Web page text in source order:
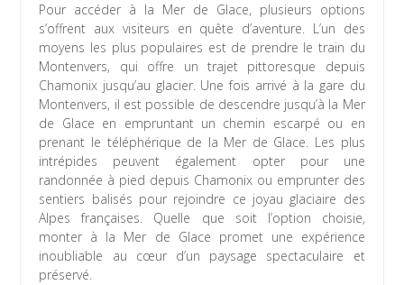
Pour accéder à la Mer de Glace, plusieurs options
s’offrent aux visiteurs en quête d’aventure. L’un des
moyens les plus populaires est de prendre le train du
Montenvers, qui offre un trajet pittoresque depuis
Chamonix jusqu’au glacier. Une fois arrivé à la gare du
Montenvers, il est possible de descendre jusqu’à la Mer
de Glace en empruntant un chemin escarpé ou en
prenant le téléphérique de la Mer de Glace. Les plus
intrépides peuvent également opter pour une
randonnée à pied depuis Chamonix ou emprunter des
sentiers balisés pour rejoindre ce joyau glaciaire des
Alpes françaises. Quelle que soit l’option choisie,
monter à la Mer de Glace promet une expérience
inoubliable au cœur d’un paysage spectaculaire et
préservé.